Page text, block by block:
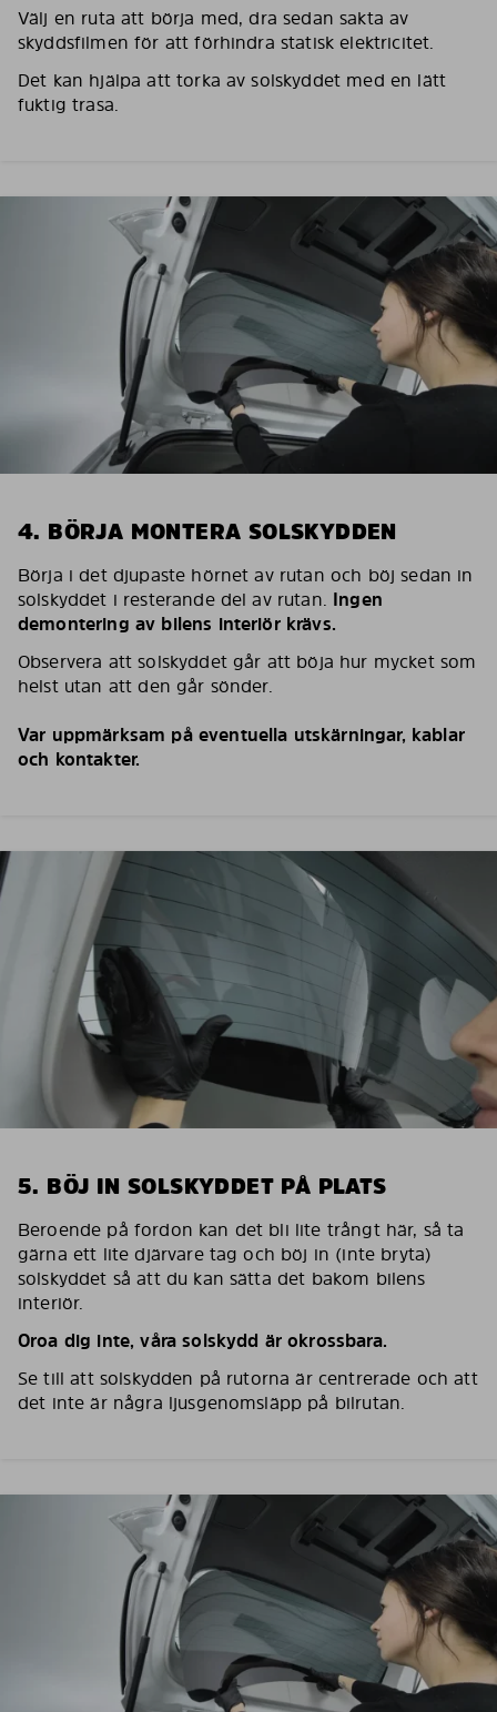
Välj en ruta att börja med, dra sedan sakta av
skyddsfilmen för att förhindra statisk elektricitet.
Det kan hjälpa att torka av solskyddet med en lätt
fuktig trasa.
4. BÖRJA MONTERA SOLSKYDDEN
Börja i det djupaste hörnet av rutan och böj sedan in
solskyddet i resterande del av rutan. Ingen
demontering av bilens interiör krävs.
Observera att solskyddet går att böja hur mycket som
helst utan att den går sönder.
Var uppmärksam på eventuella utskärningar, kablar
och kontakter.
5. BÖJ IN SOLSKYDDET PÅ PLATS
Beroende på fordon kan det bli lite trångt här, så ta
gärna ett lite djärvare tag och böj in (inte bryta)
solskyddet så att du kan sätta det bakom bilens
interiör.
Oroa dig inte, våra solskydd är okrossbara.
Se till att solskydden på rutorna är centrerade och att
det inte är några ljusgenomsläpp på bilrutan.